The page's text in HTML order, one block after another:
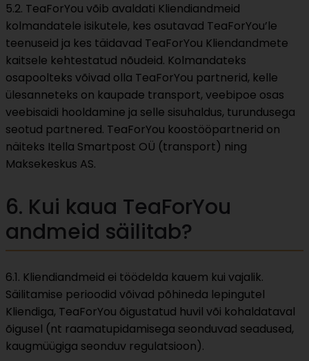
5.2. TeaForYou võib avaldati Kliendiandmeid
kolmandatele isikutele, kes osutavad TeaForYou’le
teenuseid ja kes täidavad TeaForYou Kliendandmete
kaitsele kehtestatud nõudeid. Kolmandateks
osapoolteks võivad olla TeaForYou partnerid, kelle
ülesanneteks on kaupade transport, veebipoe osas
veebisaidi hooldamine ja selle sisuhaldus, turundusega
seotud partnered. TeaForYou koostööpartnerid on
näiteks Itella Smartpost OÜ (transport) ning
Maksekeskus AS.
6. Kui kaua TeaForYou
andmeid säilitab?
6.1. Kliendiandmeid ei töödelda kauem kui vajalik.
Säilitamise perioodid võivad põhineda lepingutel
Kliendiga, TeaForYou õigustatud huvil või kohaldataval
õigusel (nt raamatupidamisega seonduvad seadused,
kaugmüügiga seonduv regulatsioon).